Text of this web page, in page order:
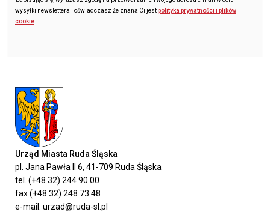
wysyłki newslettera i oświadczasz że znana Ci jestpolityka prywatności i plików
cookie
Urząd Miasta Ruda Śląska
pl. Jana Pawła II 6, 41-709 Ruda Śląska
tel. (+48 32) 244 90 00
fax (+48 32) 248 73 48
e-mail: urzad@ruda-sl.pl